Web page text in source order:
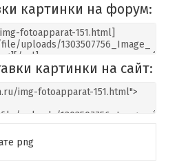
картинки на форум:
картинки на сайт:
png